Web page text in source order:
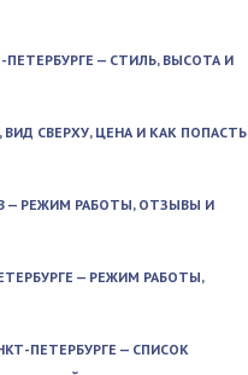
— СТИЛЬ, ВЫСОТА И
СВЕРХУ, ЦЕНА И КАК ПОПАСТЬ
— РЕЖИМ РАБОТЫ, ОТЗЫВЫ И
— РЕЖИМ РАБОТЫ,
ПЕТЕРБУРГЕ — СПИСОК